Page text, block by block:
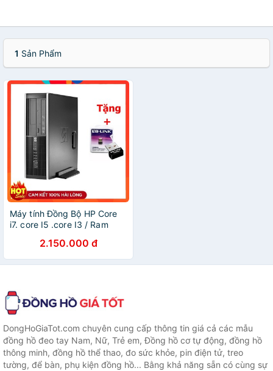
1 Sản Phẩm
Máy tính Đồng Bộ HP Core
i7. core I5 .core I3 / Ram
tặng khủng2.150.000 đ
DongHoGiaTot.com chuyên cung cấp thông tin giá cả các mẫu
đồng hồ đeo tay Nam, Nữ, Trẻ em, Đồng hồ cơ tự động, đồng hồ
thông minh, đồng hồ thể thao, đo sức khỏe, pin điện tử, treo
tường, để bàn, phụ kiện đồng hồ... Bằng khả năng sẵn có cùng sự